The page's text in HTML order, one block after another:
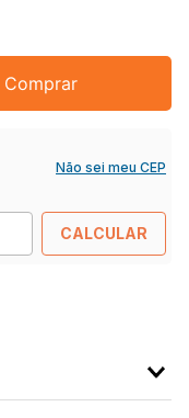
Comprar
Não sei meu CEP
CALCULAR